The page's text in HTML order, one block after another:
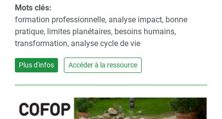
Mots clés:
formation professionnelle, analyse impact, bonne
pratique, limites planétaires, besoins humains,
transformation, analyse cycle de vie
Plus d'infos Accéder à la ressource